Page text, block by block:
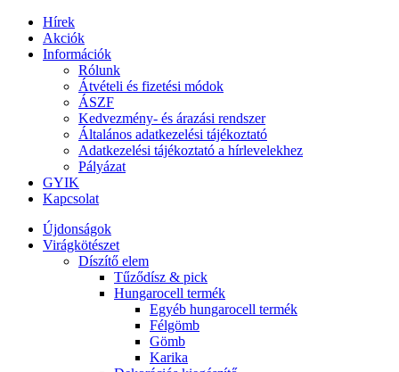
Hírek
Akciók
Információk
Rólunk
Átvételi és fizetési módok
ÁSZF
Kedvezmény- és árazási rendszer
Általános adatkezelési tájékoztató
Adatkezelési tájékoztató a hírlevelekhez
Pályázat
GYIK
Kapcsolat
Újdonságok
Virágkötészet
Díszítő elem
Tűződísz & pick
Hungarocell termék
Egyéb hungarocell termék
Félgömb
Gömb
Karika